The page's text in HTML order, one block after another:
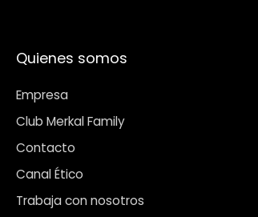
Quienes somos
Empresa
Club Merkal Family
Contacto
Canal Ético
Trabaja con nosotros